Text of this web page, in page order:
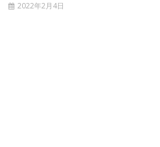
2022年2月4日